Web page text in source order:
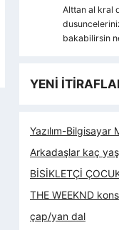
Alttan al kral
bakabilirsin
YENİ
Yazılım-Bilgisayar
Arkadaşlar kaç
BİSİKLETÇİ
THE WEEKND
çap/yan dal